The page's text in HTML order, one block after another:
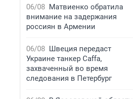
06/08 Матвиенко обратила
внимание на задержания
россиян в Армении
06/08 Швеция передаст
Украине танкер Caffa,
захваченный во время
следования в Петербург